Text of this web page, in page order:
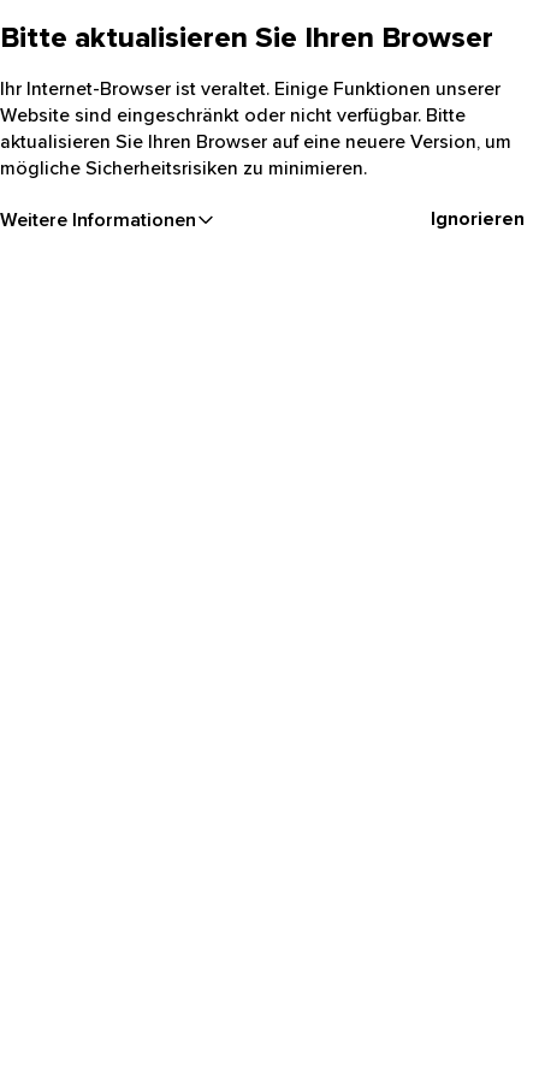
Bitte aktualisieren Sie Ihren Browser
Ihr Internet-Browser ist veraltet. Einige Funktionen unserer
Website sind eingeschränkt oder nicht verfügbar. Bitte
aktualisieren Sie Ihren Browser auf eine neuere Version, um
mögliche Sicherheitsrisiken zu minimieren.
Weitere Informationen Ignorieren